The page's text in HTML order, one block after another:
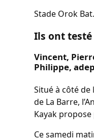
Stade Orok
Ils ont testé
Vincent,
Philippe,
Situé à côté de
de La Barre,
Kayak
Ce samedi